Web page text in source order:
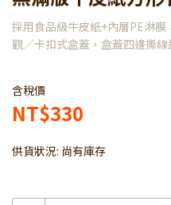
採用食品級牛皮紙+內層PE淋
觀／卡扣式盒蓋，盒蓋四邊撕
含稅價
NT$330
供貨狀況: 尚有庫存